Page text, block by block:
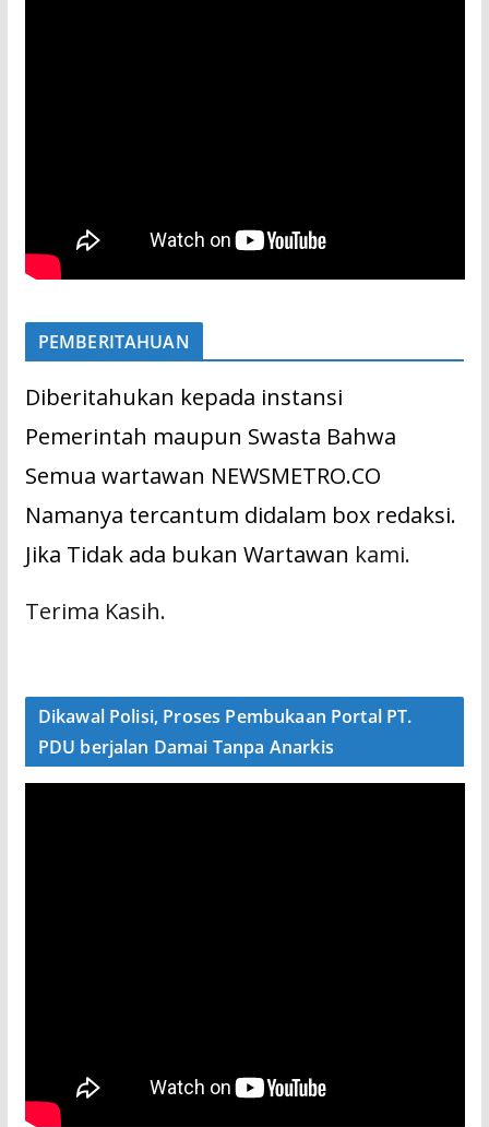
PEMBERITAHUAN
Diberitahukan kepada instansi
Pemerintah maupun Swasta Bahwa
Semua wartawan NEWSMETRO.CO
Namanya tercantum didalam box redaksi.
Jika Tidak ada bukan Wartawan kami.
Terima Kasih.
Dikawal Polisi, Proses Pembukaan Portal PT.
PDU berjalan Damai Tanpa Anarkis